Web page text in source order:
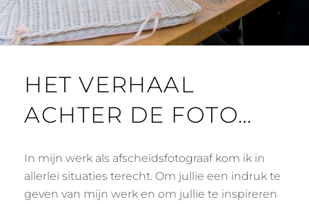
HET VERHAAL
ACHTER DE FOTO…
In mijn werk als afscheidsfotograaf kom ik in
allerlei situaties terecht. Om jullie een indruk te
geven van mijn werk en om jullie te inspireren